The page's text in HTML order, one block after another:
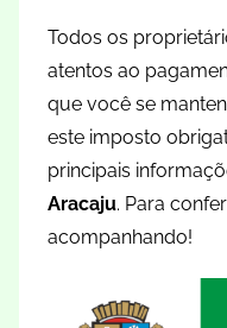
Todos os
atentos ao
que você se
este imposto
principais
Aracaju. Para
acompanhando!